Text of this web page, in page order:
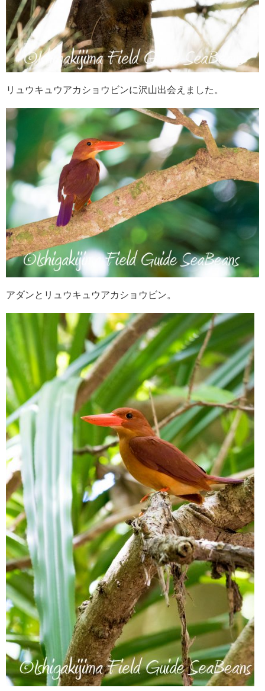
リュウキュウアカショウビンに沢山出会えました。
アダンとリュウキュウアカショウビン。